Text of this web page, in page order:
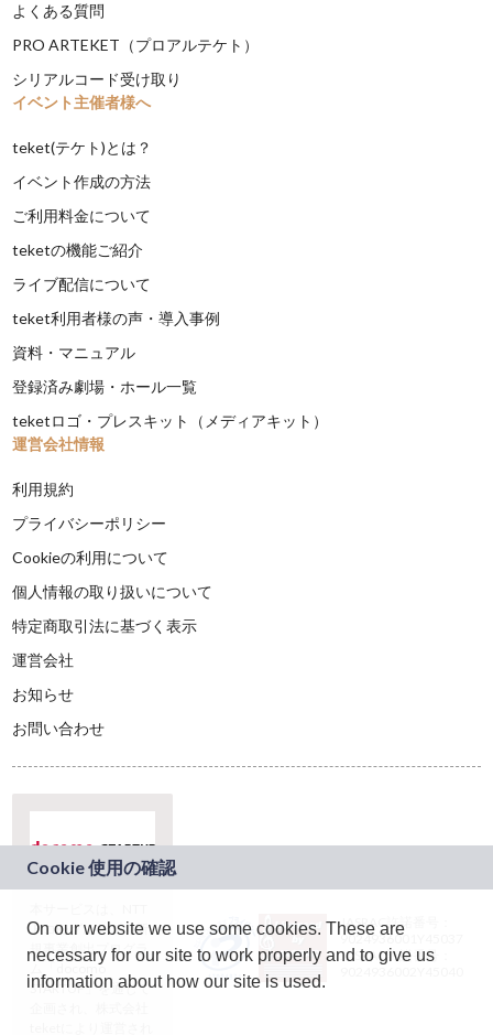
よくある質問
PRO ARTEKET（プロアルテケト）
シリアルコード受け取り
イベント主催者様へ
teket(テケト)とは？
イベント作成の方法
ご利用料金について
teketの機能ご紹介
ライブ配信について
teket利用者様の声・導入事例
資料・マニュアル
登録済み劇場・ホール一覧
teketロゴ・プレスキット（メディアキット）
運営会社情報
利用規約
プライバシーポリシー
Cookieの利用について
個人情報の取り扱いについて
特定商取引法に基づく表示
運営会社
お知らせ
お問い合わせ
ドコモグループの新
規事業創出プログラ
ム「docomo
STARTUP」を通じて
JASRAC許諾番号：
9024936001Y45037
JASRAC許諾番号：
On our website we use some cookies. These are
necessary for our site to work properly and to give us
information about how our site is used.